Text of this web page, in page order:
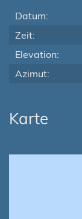
Datum:
Zeit:
Elevation:
Azimut:
Karte